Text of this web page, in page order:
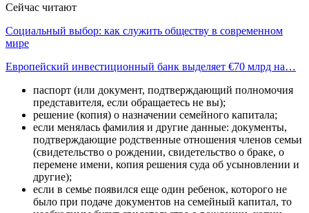
Сейчас читают
Социальный выбор: как служить обществу в современном
мире
Европейский инвестиционный банк выделяет €70 млрд на…
паспорт (или документ, подтверждающий полномочия
представителя, если обращаетесь не вы);
решение (копия) о назначении семейного капитала;
если менялась фамилия и другие данные: документы,
подтверждающие родственные отношения членов семьи
(свидетельство о рождении, свидетельство о браке, о
перемене имени, копия решения суда об усыновлении и
другие);
если в семье появился еще один ребенок, которого не
было при подаче документов на семейный капитал, то